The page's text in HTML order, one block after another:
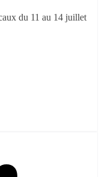
du 11 au 14 juillet